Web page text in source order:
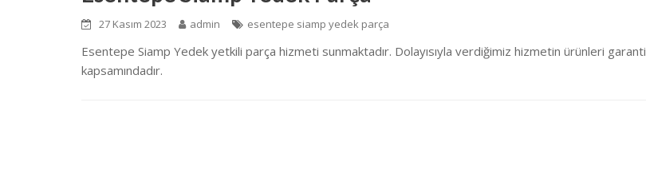
27 Kasım 2023 admin esentepe siamp yedek parça
Esentepe Siamp Yedek yetkili parça hizmeti sunmaktadır. Dolayısıyla verdiğimiz hizmetin ürünleri garanti
kapsamındadır.